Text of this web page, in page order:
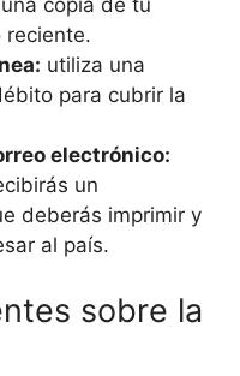
copia de tu
reciente.
utiliza una
para cubrir la
electrónico:
un
deberás imprimir y
al país.
sobre la